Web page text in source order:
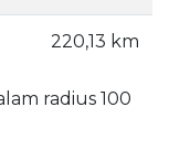
220,13 km
radius 100